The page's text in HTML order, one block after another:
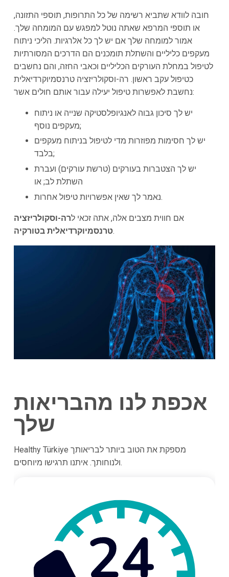
חובה לוודא שתביא רשימה של כל התרופות, תוספי התזונה,
או תוספי המרפא שאתה נוטל למפגש עם המומחה שלך.
אמור למומחה שלך אם יש לך כל אלרגיות. הליכי ניתוח
מעקפים כליליים והשתלת תומכנים הם הדרכים המסורתיות
לטיפול במחלת העורקים הכליליים וכאבי החזה, והם נחשבים
כטיפול עקב ראשון. רה-וסקולריזציה טרנסמיוקרדיאלית
נחשבת לאפשרות טיפול יעילה עבור אותם חולים אשר:
יש לך סיכון גבוה לאנגיופלסטיקה שנייה או ניתוח
מעקפים נוסף;
יש לך חסימות מפוזרות מדי לטיפול בניתוח מעקפים
בלבד;
יש לך הצטברות בעורקים (טרשת עורקים) ועברת
השתלת לב; או
נאמר לך שאין אפשרויות טיפול אחרות.
אם חווית מצבים אלה, אתה זכאי לרה-וסקולריזציה
טרנסמיוקרדיאלית בטורקיה.
אכפת לנו מהבריאות
שלך
Healthy Türkiye מספקת את הטוב ביותר לבריאותך
ולנוחותך. איתנו תרגישו מיוחסים.